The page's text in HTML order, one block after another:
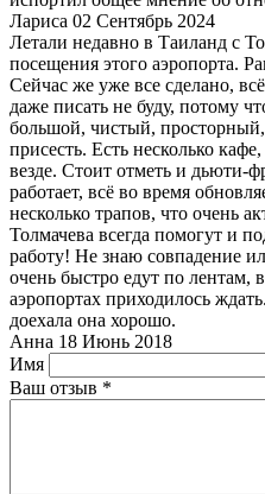
Лариса 02 Сентябрь 2024
Летали недавно в Таиланд с
посещения этого аэропорта.
Сейчас же уже все сделано,
даже писать не буду, потому
большой, чистый,
присесть. Есть несколько
везде. Стоит отметь и дьюти-
работает, всё во время
несколько трапов, что очень
Толмачева всегда помогут и
работу! Не знаю совпадение
очень быстро едут по лентам,
аэропортах приходилось
доехала она хорошо.
Анна 18 Июнь 2018
Имя
Ваш отзыв *